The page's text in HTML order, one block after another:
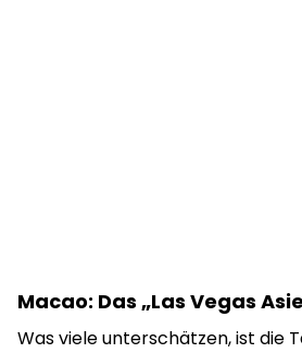
Macao: Das „Las Vegas
Was viele unterschätzen, ist die